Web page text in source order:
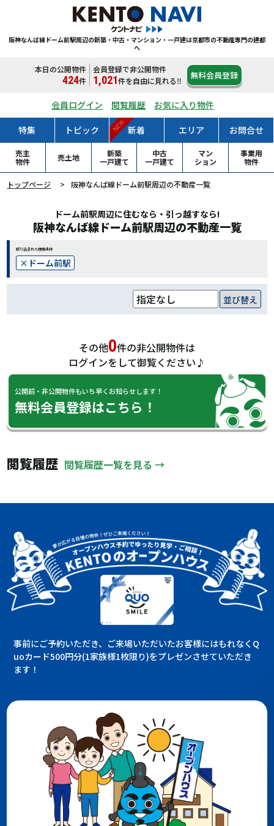
阪神なんば線ドーム前駅周辺の新築・中古・マンション・一戸建は京都市の不動産専門の建都
へ
本日の公開物件
424件
会員登録で非公開物件
1,021件を自由に見れる‼ 無料会員登録
会員ログイン 閲覧履歴 お気に入り物件
特集 トピック 新着
NEW エリア お問合せ
売主
物件
売土地
新築
一戸建て
中古
一戸建て
マン
ション
事業用
物件
トップページ 阪神なんば線ドーム前駅周辺の不動産一覧
ドーム前駅周辺に住むなら・引っ越すなら!
阪神なんば線ドーム前駅周辺の不動産一覧
絞り込まれた検索条件
ドーム前駅
並び替え
その他0件の非公開物件は
ログインをして御覧ください♪
公開前・非公開物件もいち早くお知らせします！
無料会員登録はこちら！
閲覧履歴 閲覧履歴一覧を見る →
事前にご予約いただき、ご来場いただいたお客様にはもれなくQ
uoカード500円分(1家族様1枚限り)をプレゼンさせていただき
ます！